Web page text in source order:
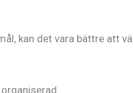
kan det vara bättre att